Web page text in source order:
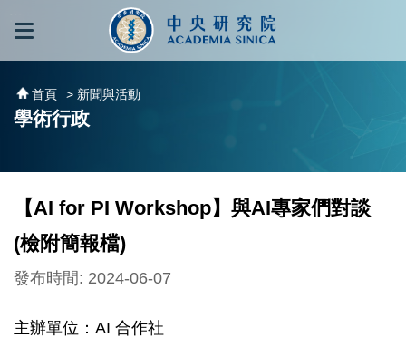
跳到主要內容區塊
首頁 > 新聞與活動
學術行政
【AI for PI Workshop】與AI專家們對談
(檢附簡報檔)
發布時間: 2024-06-07
主辦單位：AI 合作社